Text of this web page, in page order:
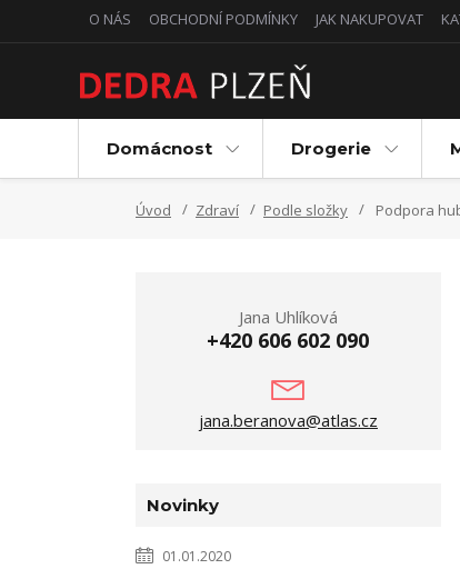
O NÁS OBCHODNÍ PODMÍNKY JAK NAKUPOVAT
Domácnost Drogerie
Úvod Zdraví Podle složky Podpora
Jana Uhlíková
+420 606 602 090
jana.beranova@atlas.cz
Novinky
01.01.2020